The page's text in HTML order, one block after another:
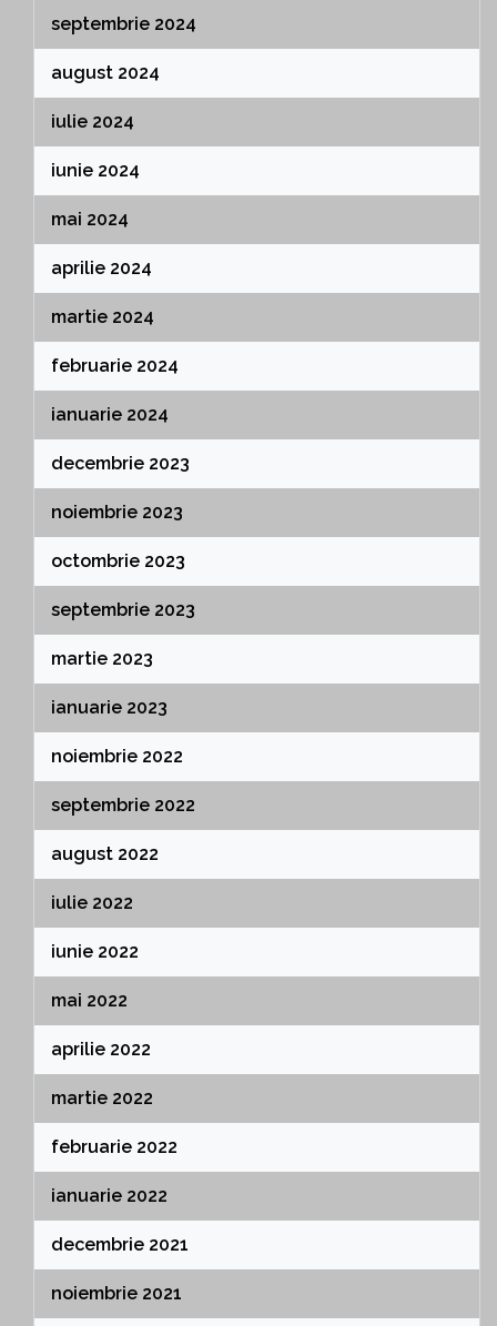
septembrie 2024
august 2024
iulie 2024
iunie 2024
mai 2024
aprilie 2024
martie 2024
februarie 2024
ianuarie 2024
decembrie 2023
noiembrie 2023
octombrie 2023
septembrie 2023
martie 2023
ianuarie 2023
noiembrie 2022
septembrie 2022
august 2022
iulie 2022
iunie 2022
mai 2022
aprilie 2022
martie 2022
februarie 2022
ianuarie 2022
decembrie 2021
noiembrie 2021